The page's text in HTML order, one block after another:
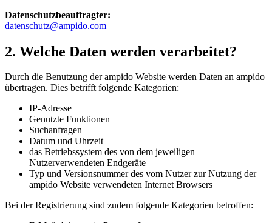
Datenschutzbeauftragter:
datenschutz@ampido.com
2. Welche Daten werden verarbeitet?
Durch die Benutzung der ampido Website werden Daten an ampido
übertragen. Dies betrifft folgende Kategorien:
IP-Adresse
Genutzte Funktionen
Suchanfragen
Datum und Uhrzeit
das Betriebssystem des von dem jeweiligen
Nutzerverwendeten Endgeräte
Typ und Versionsnummer des vom Nutzer zur Nutzung der
ampido Website verwendeten Internet Browsers
Bei der Registrierung sind zudem folgende Kategorien betroffen: